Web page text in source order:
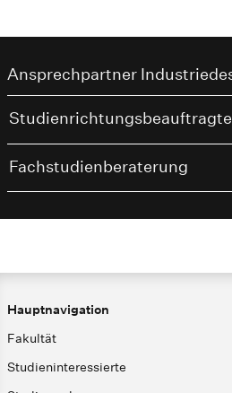
Ansprechpartner
Studienrichtungsbeauftragte
Fachstudienberaterung
Hauptnavigation
Fakultät
Studieninteressierte